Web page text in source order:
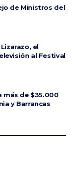
de Ministros del
el
al Festival
más de $35.000
y Barrancas